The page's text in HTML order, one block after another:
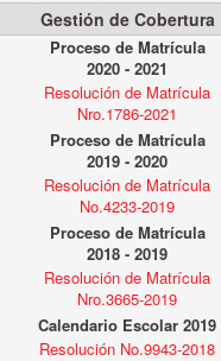
Gestión de Cobertura
Proceso de Matrícula
2020 - 2021
Resolución de Matrícula
Nro.1786-2021
Proceso de Matrícula
2019 - 2020
Resolución de Matrícula
No.4233-2019
Proceso de Matrícula
2018 - 2019
Resolución de Matrícula
Nro.3665-2019
Calendario Escolar 2019
Resolución No.9943-2018